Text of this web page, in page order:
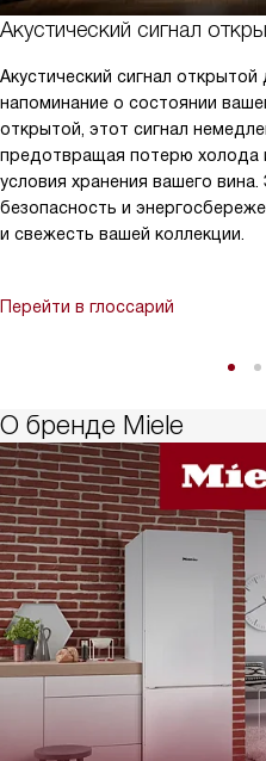
Акустический сигнал
Акустический сигнал
напоминание о состоянии
открытой, этот сигнал
предотвращая потерю холода
условия хранения вашего
безопасность и
и свежесть вашей коллекции.
Перейти в глоссарий
О бренде Miele